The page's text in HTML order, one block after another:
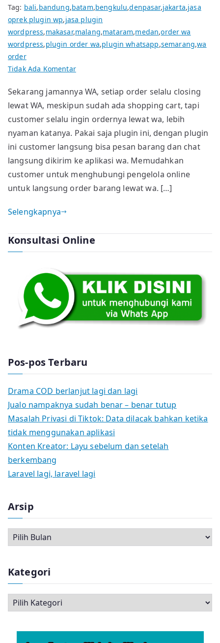
Tag: bali,bandung,batam,bengkulu,denpasar,jakarta,jasa
oprek plugin wp,jasa plugin
wordpress,makasar,malang,mataram,medan,order wa
wordpress,plugin order wa,plugin whatsapp,semarang,wa
order
Tidak Ada Komentarpada
WordPress
Order
Barang
Lewat
WhatsApp
Sekarang jamannya WA, setiap order selalu closing
lewat WA, meskipun sudah ada shopping cart, tapi
customer selalu ingin ordernya lewat wa, lebih
nyaman katanya. Pakai saja plugin ini, dengan plugin
ini customer langsung bisa pesan barang dan chat
langsung dikirim ke aplikasi wa. Memudahkan
customer untuk menghubungi pengelola online
untuk langsung order barang lewat wa. […]
Selengkapnya
Konsultasi Online
Pos-pos Terbaru
Drama COD berlanjut lagi dan lagi
Jualo nampaknya sudah benar – benar tutup
Masalah Privasi di Tiktok: Data dilacak bahkan ketika
tidak menggunakan aplikasi
Konten Kreator: Layu sebelum dan setelah
berkembang
Laravel lagi, laravel lagi
Arsip
r
iKategori
a